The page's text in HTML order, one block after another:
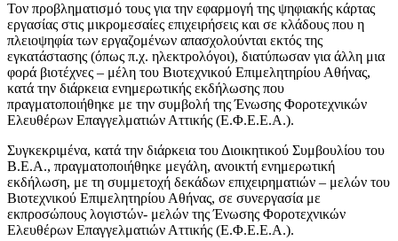
Τον προβληματισμό τους για την εφαρμογή της ψηφιακής κάρτας
εργασίας στις μικρομεσαίες επιχειρήσεις και σε κλάδους που η
πλειοψηφία των εργαζομένων απασχολούνται εκτός της
εγκατάστασης (όπως π.χ. ηλεκτρολόγοι), διατύπωσαν για άλλη μια
φορά βιοτέχνες – μέλη του Βιοτεχνικού Επιμελητηρίου Αθήνας,
κατά την διάρκεια ενημερωτικής εκδήλωσης που
πραγματοποιήθηκε με την συμβολή της Ένωσης Φοροτεχνικών
Ελευθέρων Επαγγελματιών Αττικής (Ε.Φ.Ε.Ε.Α.).
Συγκεκριμένα, κατά την διάρκεια του Διοικητικού Συμβουλίου του
Β.Ε.Α., πραγματοποιήθηκε μεγάλη, ανοικτή ενημερωτική
εκδήλωση, με τη συμμετοχή δεκάδων επιχειρηματιών – μελών του
Βιοτεχνικού Επιμελητηρίου Αθήνας, σε συνεργασία με
εκπροσώπους λογιστών- μελών της Ένωσης Φοροτεχνικών
Ελευθέρων Επαγγελματιών Αττικής (Ε.Φ.Ε.Ε.Α.).